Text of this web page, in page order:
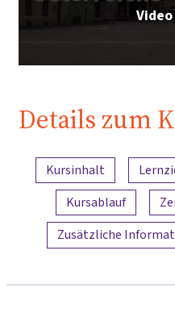
Details zum
Inhaltsübersicht
Kursinhalt
Kursablauf
Zusätzliche